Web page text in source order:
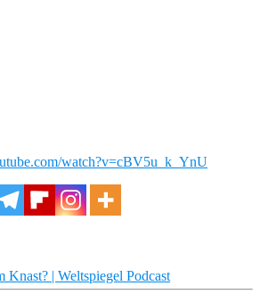
watch?v=cBV5u_k_YnU
Knast? | Weltspiegel Podcast